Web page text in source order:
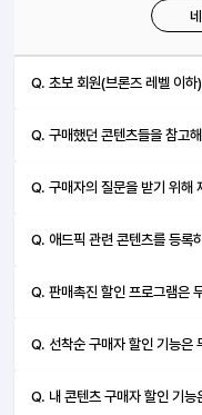
네
Q. 초보 회원(브론즈 레벨 이
Q. 구매했던 콘텐츠들을 참고
Q. 구매자의 질문을 받기 위해
Q. 애드픽 관련 콘텐츠를 등록
Q. 판매촉진 할인 프로그램은
Q. 선착순 구매자 할인 기능은
Q. 내 콘텐츠 구매자 할인 기능